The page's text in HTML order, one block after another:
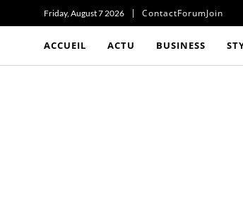
Friday, August 7 2026 ContactForumJoin
ACCUEIL ACTU BUSINESS